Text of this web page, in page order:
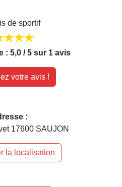
de sportif
: 5,0 / 5 sur 1 avis
votre avis !
:
17600 SAUJON
la localisation